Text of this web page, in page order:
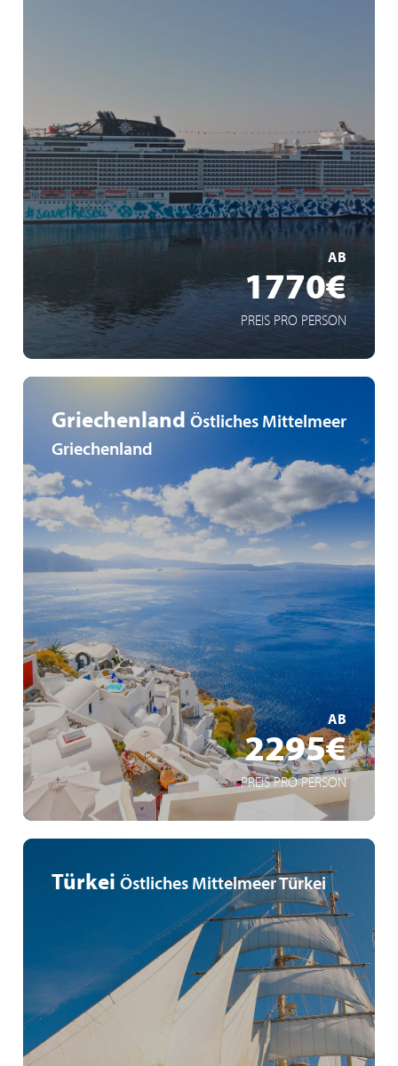
AB
1770€
PREIS PRO PERSON
Les impressionnants paysages des fjords de Geiranger
et Flåm
Cascades majestueuses, paysages montagneux
grandioses
Croisière à la pointe de la modernité
MEHR ERFAHREN
Griechenland Östliches Mittelmeer
Griechenland
AB
2295€
PREIS PRO PERSON
Nouveau espace Yacht Club à bord
Vols directs à partir du Luxembourg
Forfait boissons "EASY" inclus
MEHR ERFAHREN
Türkei Östliches Mittelmeer Türkei
Un décor de rêve sous les voiles blanches